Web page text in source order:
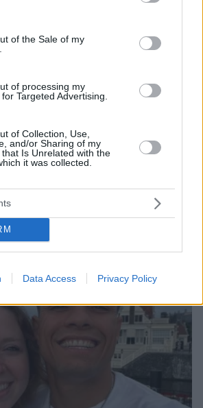
to Google and its third-party tags to
specified purposes in below Google
of the Sale of my
of processing my
Targeted Advertising.
of Collection, Use,
and/or Sharing of my
Is Unrelated with the
it was collected.
Data Access Privacy Policy
που δείχνουν ότι ο σκύλος σας
στον A$AP Rocky κατά τη
στα Μπαρμπέιντος
ΕΙΔΗΣΕΙΣ